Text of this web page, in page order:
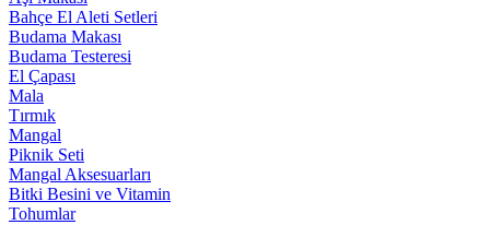
Bahçe El Aleti Setleri
Budama Makası
Budama Testeresi
El Çapası
Mala
Tırmık
Mangal
Piknik Seti
Mangal Aksesuarları
Bitki Besini ve Vitamin
Tohumlar